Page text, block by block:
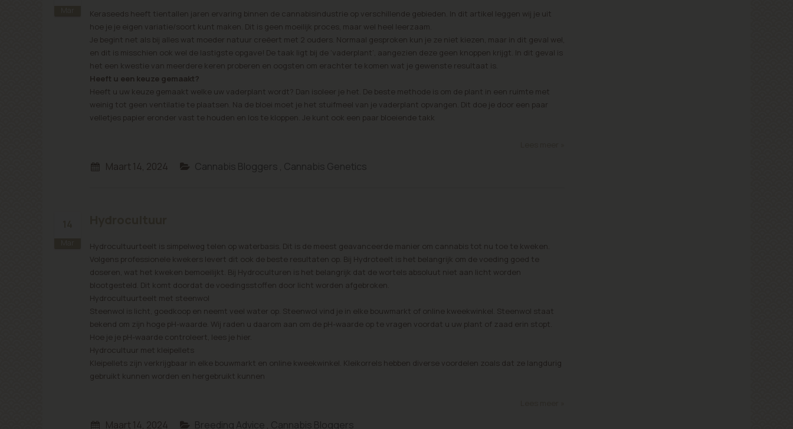
Keraseeds heeft tientallen jaren ervaring binnen de cannabisindustrie op verschillende gebieden. In dit artikel leggen wij je uit
hoe je je eigen variatie/soort kunt maken. Dit is geen moeilijk proces, maar wel heel leerzaam.
Je begint net als bij alles wat moeder natuur creëert met 2 ouders. Normaal gesproken kun je ze niet kiezen, maar in dit geval wel,
en dit is misschien ook wel de lastigste opgave! De taak ligt bij de ‘vaderplant’, aangezien deze geen knoppen krijgt. In dit geval is
het een kwestie van meerdere keren proberen en oogsten om erachter te komen wat je gewenste resultaat is.
Heeft u een keuze gemaakt?
Heeft u uw keuze gemaakt welke uw vaderplant wordt? Dan isoleer je het. De beste methode is om de plant in een ruimte met
weinig tot geen ventilatie te plaatsen. Na de bloei moet je het stuifmeel van je vaderplant opvangen. Dit doe je door een paar
velletjes papier eronder vast te houden en los te kloppen. Je kunt ook een paar bloeiende takk
Maart 14, 2024 Cannabis Bloggers , Cannabis Genetics
Hydrocultuurteelt is simpelweg telen op waterbasis. Dit is de meest geavanceerde manier om cannabis tot nu toe te kweken.
Volgens professionele kwekers levert dit ook de beste resultaten op. Bij Hydroteelt is het belangrijk om de voeding goed te
doseren, wat het kweken bemoeilijkt. Bij Hydroculturen is het belangrijk dat de wortels absoluut niet aan licht worden
blootgesteld. Dit komt doordat de voedingsstoffen door licht worden afgebroken.
Hydrocultuurteelt met steenwol
Steenwol is licht, goedkoop en neemt veel water op. Steenwol vind je in elke bouwmarkt of online kweekwinkel. Steenwol staat
bekend om zijn hoge pH-waarde. Wij raden u daarom aan om de pH-waarde op te vragen voordat u uw plant of zaad erin stopt.
Hoe je je pH-waarde controleert, lees je hier.
Hydrocultuur met kleipellets
Kleipellets zijn verkrijgbaar in elke bouwmarkt en online kweekwinkel. Kleikorrels hebben diverse voordelen zoals dat ze langdurig
gebruikt kunnen worden en hergebruikt kunnen
Maart 14, 2024 Breeding Advice , Cannabis Bloggers